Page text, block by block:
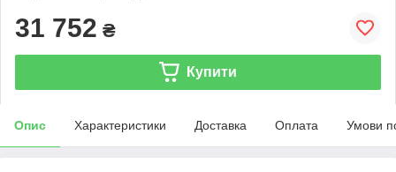
31 752 ₴
Купити
Опис Характеристики Доставка Оплата Умови